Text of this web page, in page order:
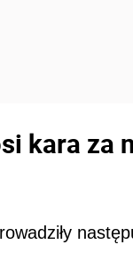
kara za